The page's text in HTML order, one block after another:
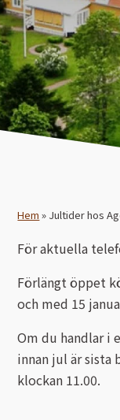
Hem » Jultider hos
För aktuella
Förlängt öppet
och med 15
Om du handlar i
innan jul är sista
klockan 11.00.
Vår avel
Stigläder
Vojlockar och
Träning och
Tränsdelar och
Hjälmar, reflexer,
Isländska
Mössor,
Presentartiklar
Presentkort